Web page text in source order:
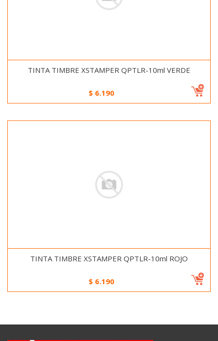
TINTA TIMBRE XSTAMPER QPTLR-10ml VERDE
$ 6.190
TINTA TIMBRE XSTAMPER QPTLR-10ml ROJO
$ 6.190